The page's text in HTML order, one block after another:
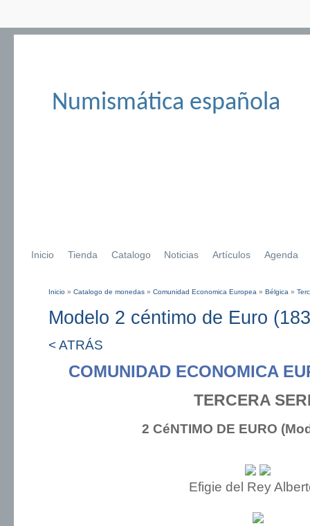
Numismática española
Inicio Tienda Catalogo Noticias Artículos Agenda
Inicio » Catalogo de monedas » Comunidad Economica Europea » Bélgica »
Modelo 2 céntimo de Euro
< ATRÁS
COMUNIDAD ECONOMICA
TERCERA
2 CéNTIMO DE EURO
Efigie del Rey